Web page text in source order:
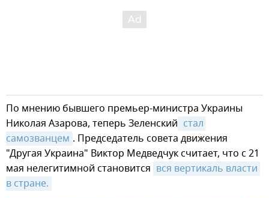
По мнению бывшего премьер-министра Украины
Николая Азарова, теперь Зеленский стал
самозванцем . Председатель совета движения
"Другая Украина" Виктор Медведчук считает, что с 21
мая нелегитимной становится вся вертикаль власти
в стране.